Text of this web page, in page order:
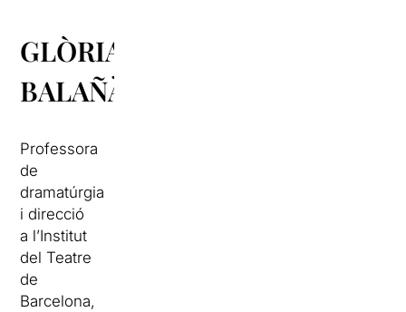
GLÒRIA
BALAÑÀ
Professora
de
dramatúrgia
i direcció
a l’Institut
del Teatre
de
Barcelona,